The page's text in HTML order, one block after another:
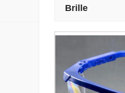
Brille